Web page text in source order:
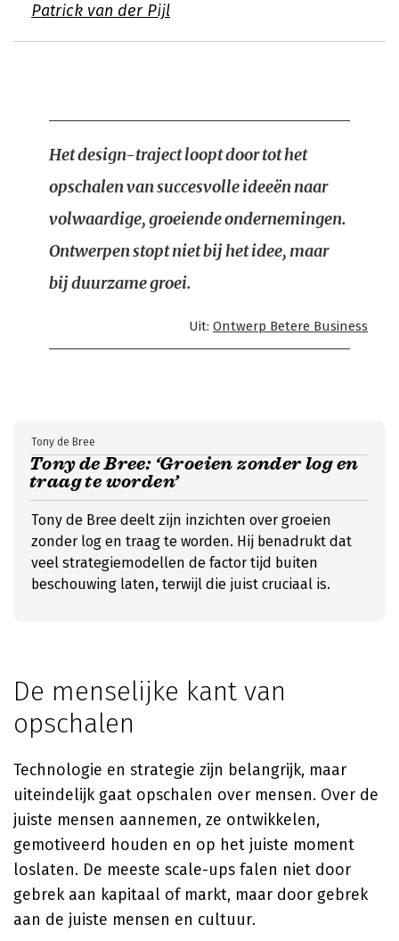
Patrick van der Pijl
Het design-traject loopt door tot het
opschalen van succesvolle ideeën naar
volwaardige, groeiende ondernemingen.
Ontwerpen stopt niet bij het idee, maar
bij duurzame groei.
Uit: Ontwerp Betere Business
Tony de Bree: ‘Groeien zonder log en
traag te worden’
Tony de Bree
Tony de Bree deelt zijn inzichten over groeien
zonder log en traag te worden. Hij benadrukt dat
veel strategiemodellen de factor tijd buiten
beschouwing laten, terwijl die juist cruciaal is.
De menselijke kant van
opschalen
Technologie en strategie zijn belangrijk, maar
uiteindelijk gaat opschalen over mensen. Over de
juiste mensen aannemen, ze ontwikkelen,
gemotiveerd houden en op het juiste moment
loslaten. De meeste scale-ups falen niet door
gebrek aan kapitaal of markt, maar door gebrek
aan de juiste mensen en cultuur.